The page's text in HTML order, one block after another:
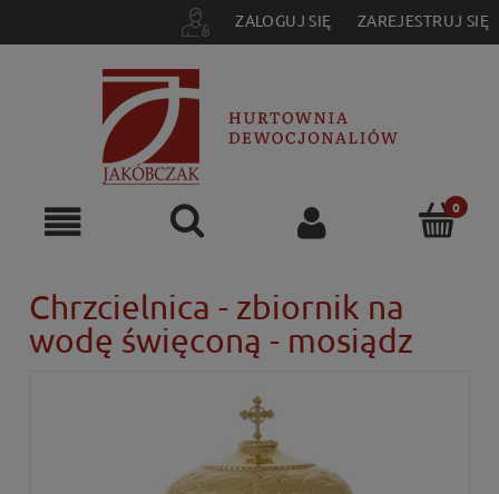
ZALOGUJ SIĘ ZAREJESTRUJ SIĘ
Chrzcielnica - zbiornik na
wodę święconą - mosiądz